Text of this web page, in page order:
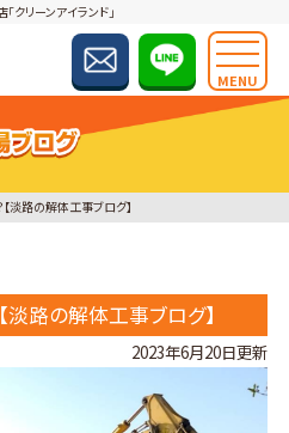
リーンアイランド」
MENU
淡路の解体工事ブログ】
淡路の解体工事ブログ】
2023年6月20日更新